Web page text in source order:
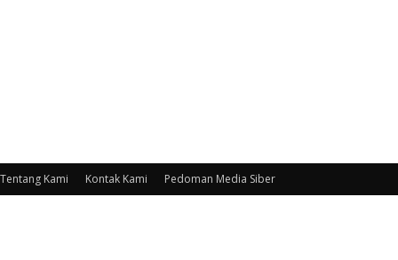
Tentang Kami Kontak Kami Pedoman Media Siber